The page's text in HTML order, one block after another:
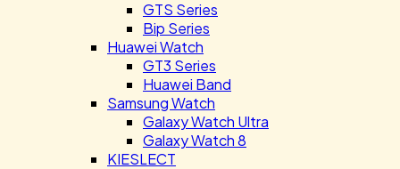
GTS Series
Bip Series
Huawei Watch
GT3 Series
Huawei Band
Samsung Watch
Galaxy Watch Ultra
Galaxy Watch 8
KIESLECT